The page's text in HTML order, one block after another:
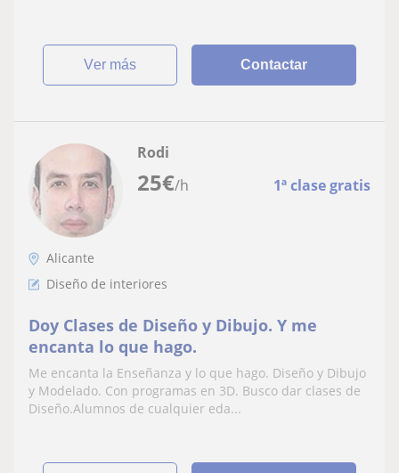
ver más Contactar
25€/h 1ª clase gratis
Rodi
Alicante
Diseño de interiores
Doy Clases de Diseño y Dibujo. Y me
encanta lo que hago.
Me encanta la Enseñanza y lo que hago. Diseño y Dibujo
y Modelado. Con programas en 3D. Busco dar clases de
Diseño.Alumnos de cualquier eda...